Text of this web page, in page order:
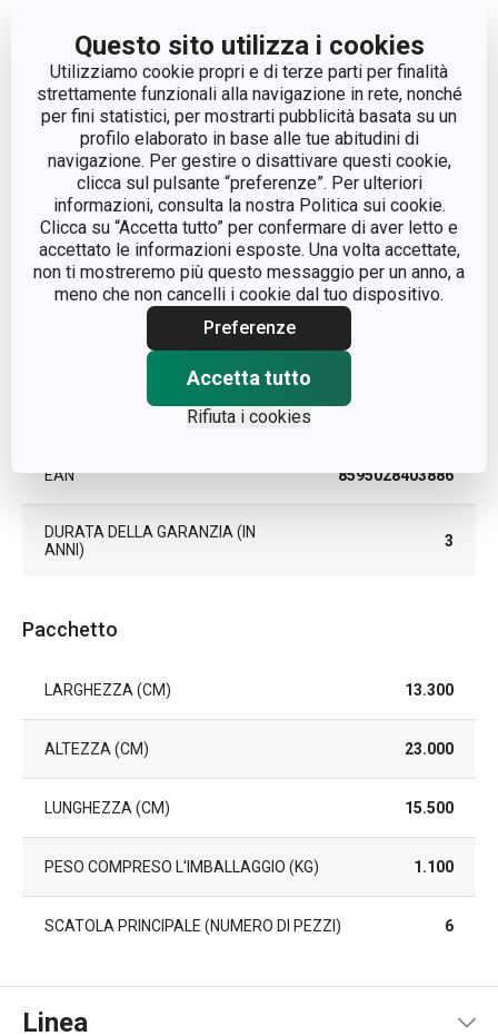
Questo sito utilizza i cookies
Utilizziamo cookie propri e di terze parti per finalità
strettamente funzionali alla navigazione in rete, nonché
per fini statistici, per mostrarti pubblicità basata su un
profilo elaborato in base alle tue abitudini di
navigazione. Per gestire o disattivare questi cookie,
clicca sul pulsante “preferenze”. Per ulteriori
informazioni, consulta la nostra Politica sui cookie.
Clicca su “Accetta tutto” per confermare di aver letto e
accettato le informazioni esposte. Una volta accettate,
non ti mostreremo più questo messaggio per un anno, a
meno che non cancelli i cookie dal tuo dispositivo.
Preferenze
Accetta tutto
Rifiuta i cookies
Altri parametri
CATEGORIA
accessori per la
casa
LINEA DI PRODOTTO FANCY HOME
MATERIALE ceramica
TIPO vaso
LAVAGGIO IN LAVASTOVIGLIE
EAN 8595028403886
DURATA DELLA GARANZIA (IN
ANNI)
3
Pacchetto
LARGHEZZA (CM) 13.300
ALTEZZA (CM) 23.000
LUNGHEZZA (CM) 15.500
PESO COMPRESO L'IMBALLAGGIO (KG) 1.100
SCATOLA PRINCIPALE (NUMERO DI PEZZI) 6
Linea